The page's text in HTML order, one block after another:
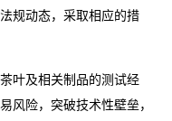
规动态，采取相应的措
叶及相关制品的测试经
风险，突破技术性壁垒，